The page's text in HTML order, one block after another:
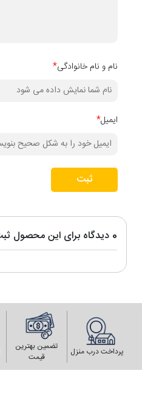
0 دیدگاه برای این محصول ثبت شده است
نام و نام خانوادگی*
ایمیل*
ثبت
پرداخت درب منزل
تضمین بهترین
قیمت